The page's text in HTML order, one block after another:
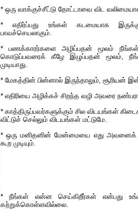
* ஒரு வாக்குச்சீட்டு தோட்டாவை விட
* எதிர்ப்பது உங்கள் கடமையாக
பாவச்செயலாகும்.
* பணக்காரர்களை அழிப்பதன் மூலம் நீங்கள்
கொடுப்பவரைக் கீழே இழுப்பதன் மூலம்,
முடியாது.
* மேகத்தின் பின்னால் இருந்தாலும், சூரியன்
* எதிரியை அழிக்கச் சிறந்த வழி அவரை
* காத்திருப்பவர்களுக்கும் சில விடயங்கள்
விட்டுச் செல்லும் விடயங்கள் மட்டுமே.
* ஒரு மனிதனின் மேன்மையை எது அவனைக்
கூற முடியும்.
* நீங்கள் என்ன செய்கிறீர்கள் என்பது
கற்றுக்கொள்ளவில்லை.